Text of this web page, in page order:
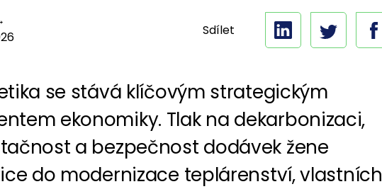
Sdílet
se stává klíčovým strategickým
ekonomiky. Tlak na dekarbonizaci,
a bezpečnost dodávek žene
do modernizace teplárenství, vlastních